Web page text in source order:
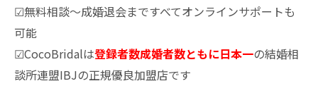
☑無料相談～成婚退会まですべてオンラインサポートも
可能
☑CocoBridalは登録者数成婚者数ともに日本一の結婚相
談所連盟IBJの正規優良加盟店です